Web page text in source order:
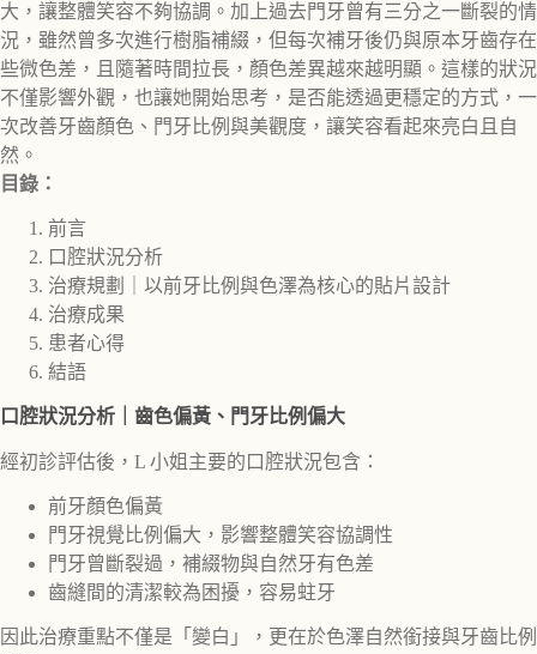
大，讓整體笑容不夠協調。加上過去門牙曾有三分之一斷裂的情
況，雖然曾多次進行樹脂補綴，但每次補牙後仍與原本牙齒存在
些微色差，且隨著時間拉長，顏色差異越來越明顯。這樣的狀況
不僅影響外觀，也讓她開始思考，是否能透過更穩定的方式，一
次改善牙齒顏色、門牙比例與美觀度，讓笑容看起來亮白且自
然。
目錄：
前言
口腔狀況分析
治療規劃｜以前牙比例與色澤為核心的貼片設計
治療成果
患者心得
結語
口腔狀況分析｜齒色偏黃、門牙比例偏大
經初診評估後，L 小姐主要的口腔狀況包含：
前牙顏色偏黃
門牙視覺比例偏大，影響整體笑容協調性
門牙曾斷裂過，補綴物與自然牙有色差
齒縫間的清潔較為困擾，容易蛀牙
因此治療重點不僅是「變白」，更在於色澤自然銜接與牙齒比例